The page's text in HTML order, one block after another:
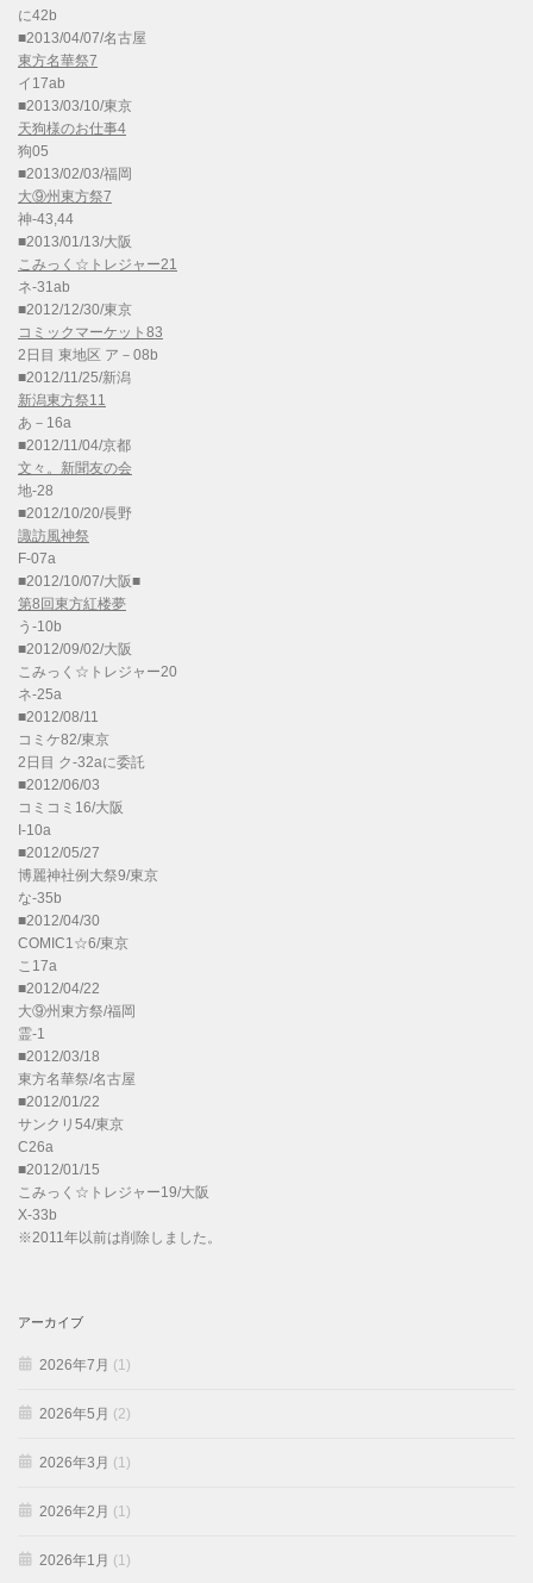
に42b
■2013/04/07/名古屋
東方名華祭7
イ17ab
■2013/03/10/東京
天狗様のお仕事4
狗05
■2013/02/03/福岡
大⑨州東方祭7
神-43,44
■2013/01/13/大阪
こみっく☆トレジャー21
ネ-31ab
■2012/12/30/東京
コミックマーケット83
2日目 東地区 ア－08b
■2012/11/25/新潟
新潟東方祭11
あ－16a
■2012/11/04/京都
文々。新聞友の会
地-28
■2012/10/20/長野
諏訪風神祭
F-07a
■2012/10/07/大阪■
第8回東方紅楼夢
う-10b
■2012/09/02/大阪
こみっく☆トレジャー20
ネ-25a
■2012/08/11
コミケ82/東京
2日目 ク-32aに委託
■2012/06/03
コミコミ16/大阪
I-10a
■2012/05/27
博麗神社例大祭9/東京
な-35b
■2012/04/30
COMIC1☆6/東京
こ17a
■2012/04/22
大⑨州東方祭/福岡
霊-1
■2012/03/18
東方名華祭/名古屋
■2012/01/22
サンクリ54/東京
C26a
■2012/01/15
こみっく☆トレジャー19/大阪
X-33b
※2011年以前は削除しました。
アーカイブ
2026年7月 (1)
2026年5月 (2)
2026年3月 (1)
2026年2月 (1)
2026年1月 (1)